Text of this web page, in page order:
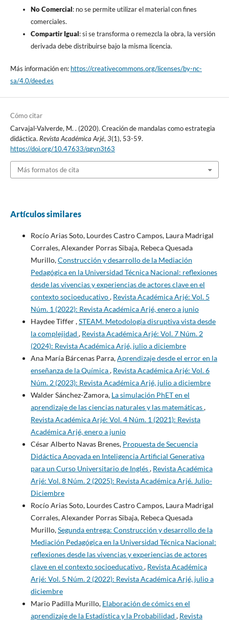
No Comercial: no se permite utilizar el material con fines
comerciales.
Compartir Igual: si se transforma o remezcla la obra, la versión
derivada debe distribuirse bajo la misma licencia.
Más información en: https://creativecommons.org/licenses/by-nc-
sa/4.0/deed.es
Cómo citar
Carvajal-Valverde, M. . (2020). Creación de mandalas como estrategia
didáctica. Revista Académica Arjé,3(1), 53-59.
https://doi.org/10.47633/qgvn3t63
Más formatos de cita
Artículos similares
Rocío Arias Soto, Lourdes Castro Campos, Laura Madrigal
Corrales, Alexander Porras Sibaja, Rebeca Quesada
Murillo,Construcción y desarrollo de la Mediación
Pedagógica en la Universidad Técnica Nacional: reflexiones
desde las vivencias y experiencias de actores clave en el
contexto socioeducativo, Revista Académica Arjé: Vol. 5
Núm. 1 (2022): Revista Académica Arjé, enero a junio
Haydee Tiffer ,STEAM. Metodología disruptiva vista desde
la complejidad , Revista Académica Arjé: Vol. 7 Núm. 2
(2024): Revista Académica Arjé, julio a diciembre
Ana María Bárcenas Parra,Aprendizaje desde el error en la
enseñanza de la Química, Revista Académica Arjé: Vol. 6
Núm. 2 (2023): Revista Académica Arjé, julio a diciembre
Walder Sánchez-Zamora, La simulación PhET en el
aprendizaje de las ciencias naturales y las matemáticas,
Revista Académica Arjé: Vol. 4 Núm. 1 (2021): Revista
Académica Arjé, enero a junio
César Alberto Navas Brenes, Propuesta de Secuencia
Didáctica Apoyada en Inteligencia Artificial Generativa
para un Curso Universitario de Inglés, Revista Académica
Arjé: Vol. 8 Núm. 2 (2025): Revista Académica Arjé. Julio-
Diciembre
Rocío Arias Soto, Lourdes Castro Campos, Laura Madrigal
Corrales, Alexander Porras Sibaja, Rebeca Quesada
Murillo,Segunda entrega: Construcción y desarrollo de la
Mediación Pedagógica en la Universidad Técnica Nacional:
reflexiones desde las vivencias y experiencias de actores
clave en el contexto socioeducativo, Revista Académica
Arjé: Vol. 5 Núm. 2 (2022): Revista Académica Arjé, julio a
diciembre
Mario Padilla Murillo, Elaboración de cómics en el
aprendizaje de la Estadística y la Probabilidad , Revista